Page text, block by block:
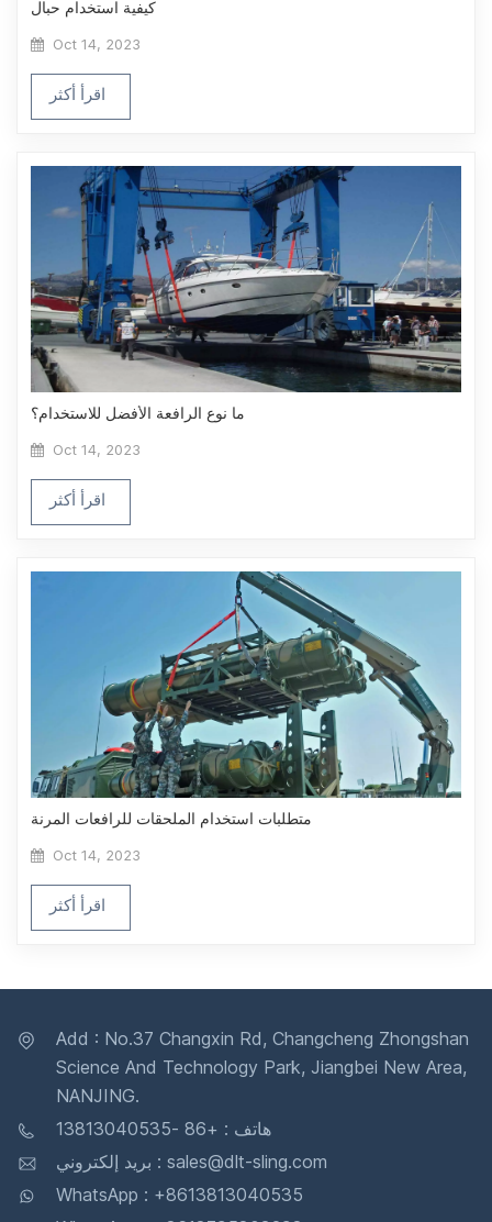
كيفية استخدام حبال
Oct 14, 2023
اقرأ أكثر
ما نوع الرافعة الأفضل للاستخدام؟
Oct 14, 2023
اقرأ أكثر
متطلبات استخدام الملحقات للرافعات المرنة
Oct 14, 2023
اقرأ أكثر
Add : No.37 Changxin Rd, Changcheng Zhongshan
Science And Technology Park, Jiangbei New Area,
NANJING.
هاتف : +86 -13813040535
بريد إلكتروني : sales@dlt-sling.com
WhatsApp : +8613813040535